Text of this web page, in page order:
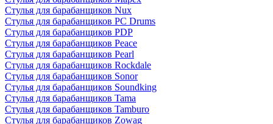
Стулья для барабанщиков Nux
Стулья для барабанщиков PC Drums
Стулья для барабанщиков PDP
Стулья для барабанщиков Peace
Стулья для барабанщиков Pearl
Стулья для барабанщиков Rockdale
Стулья для барабанщиков Sonor
Стулья для барабанщиков Soundking
Стулья для барабанщиков Tama
Стулья для барабанщиков Tamburo
Стулья для барабанщиков Zowag